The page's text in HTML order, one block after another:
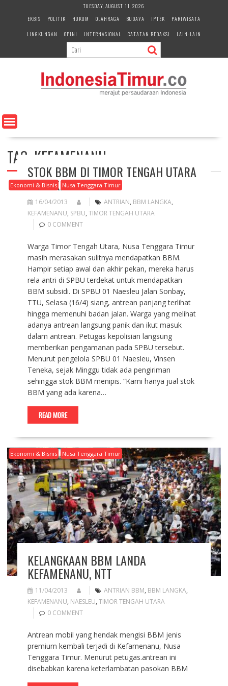
e
n
TUESDAY, AUGUST 11, 2026
EKBIS
POLITIK HUKUM OLAHRAGA BUDAYA IPTEK
PARIWISATA
LINGKUNGAN
OPINI INTERNASIONAL CATATAN REDAKSI LAIN-LAIN
TAG: KEFAMENANU
Ekonomi & Bisnis Nusa Tenggara Timur
STOK BBM DI TIMOR TENGAH UTARA
SEMAKIN MENIPIS
16/04/2013 ANTRIAN, BBM LANGKA,
KEFAMENANU, SPBU, TIMOR TENGAH UTARA
0 COMMENT
Warga Timor Tengah Utara, Nusa Tenggara Timur
masih merasakan sulitnya mendapatkan BBM.
Hampir setiap awal dan akhir pekan, mereka harus
rela antri di SPBU terdekat untuk mendapatkan
BBM subsidi. Di SPBU 01 Naesleu Jalan Sonbay,
TTU, Selasa (16/4) siang, antrean panjang terlihat
hingga memenuhi badan jalan. Warga yang melihat
adanya antrean langsung panik dan ikut masuk
dalam antrean. Petugas kepolisian langsung
memberikan pengamanan pada SPBU tersebut.
Menurut pengelola SPBU 01 Naesleu, Vinsen
Teneka, sejak Minggu tidak ada pengiriman
sehingga stok BBM menipis. “Kami hanya jual stok
BBM yang ada karena…
READ MORE
Ekonomi & Bisnis Nusa Tenggara Timur
KELANGKAAN BBM LANDA
KEFAMENANU, NTT
11/04/2013 ANTRIAN BBM, BBM LANGKA,
KEFAMENANU, NAESLEU, TIMOR TENGAH UTARA
0 COMMENT
Antrean mobil yang hendak mengisi BBM jenis
premium kembali terjadi di Kefamenanu, Nusa
Tenggara Timur. Menurut petugas.antrean ini
disebabkan karena keterlambatan pasokan BBM